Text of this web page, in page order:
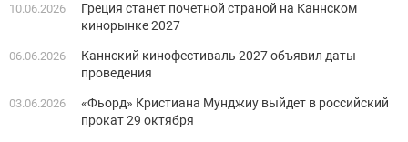
10.06.2026
Греция станет ​​почетной страной на Каннском
кинорынке 2027
06.06.2026
Каннский кинофестиваль 2027 объявил даты
проведения
03.06.2026
«Фьорд» Кристиана Мунджиу выйдет в российский
прокат 29 октября